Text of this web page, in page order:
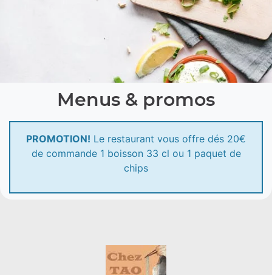
Menus & promos
PROMOTION! Le restaurant vous offre dés 20€
de commande 1 boisson 33 cl ou 1 paquet de
chips